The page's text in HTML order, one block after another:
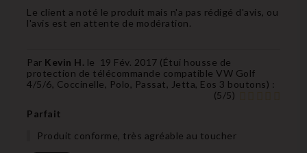
Le client a noté le produit mais n'a pas rédigé d'avis, ou
l'avis est en attente de modération.
Par Kevin H. le 19 Fév. 2017 (Étui housse de
protection de télécommande compatible VW Golf
4/5/6, Coccinelle, Polo, Passat, Jetta, Eos 3 boutons) :
(5/5)
Parfait
Produit conforme, très agréable au toucher